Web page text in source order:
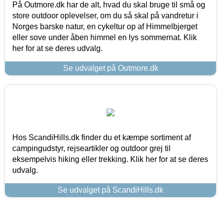
På Outmore.dk har de alt, hvad du skal bruge til små og
store outdoor oplevelser, om du så skal på vandretur i
Norges barske natur, en cykeltur op af Himmelbjerget
eller sove under åben himmel en lys sommernat. Klik
her for at se deres udvalg.
Se udvalget på Outmore.dk
Hos ScandiHills.dk finder du et kæmpe sortiment af
campingudstyr, rejseartikler og outdoor grej til
eksempelvis hiking eller trekking. Klik her for at se deres
udvalg.
Se udvalget på ScandiHills.dk